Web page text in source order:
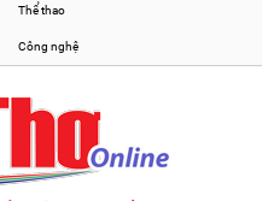
Thể thao
Công nghệ